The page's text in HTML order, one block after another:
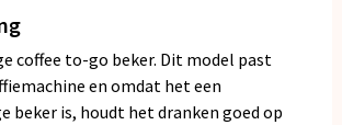
coffee to-go beker. Dit model past
en omdat het een
beker is, houdt het dranken goed op